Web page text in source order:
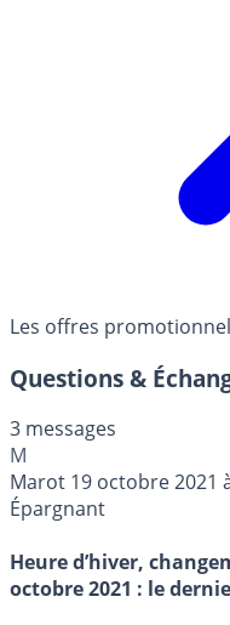
Les offres
Questions &
3 messages
M
Marot 19 octobre 2021
Épargnant
Heure d’hiver,
octobre 2021 : le